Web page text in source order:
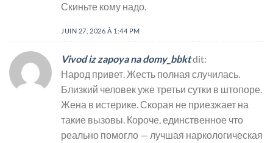
Скиньте кому надо.
JUIN 27, 2026 À 1:44 PM
Vivod iz zapoya na domy_bbktdit:
Народ привет. Жесть полная случилась.
Близкий человек уже третьи сутки в штопоре.
Жена в истерике. Скорая не приезжает на
такие вызовы. Короче, единственное что
реально помогло — лучшая наркологическая